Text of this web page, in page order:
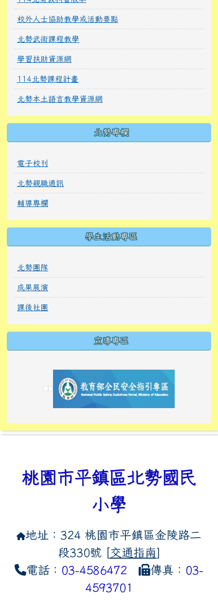
校外人士協助教學或活動要點
北勢武術課程教學
學習扶助資源網
114北勢課程計畫
北勢本土語言教學資源網
北勢專欄
電子校刊
北勢親職通訊
輔導專欄
學生活動專區
北勢團隊
成果展演
課後社團
宣導專區
link to https://
link to https://10000.gov.tw/
link to https://
link to https://10000.gov.tw/
link to https://
link to https://
link to https://i.win.org.tw/
link to https://
link to https://
link to https://
link to https://
桃園市平鎮區北勢國民
小學
地址：324 桃園市平鎮區金陵路二
段330號 [交通指南]
電話： 03-4586472 傳真： 03-
4593701